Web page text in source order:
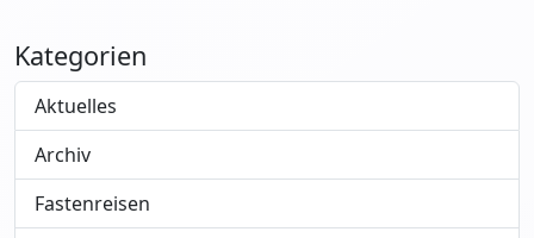
Kategorien
Aktuelles
Archiv
Fastenreisen